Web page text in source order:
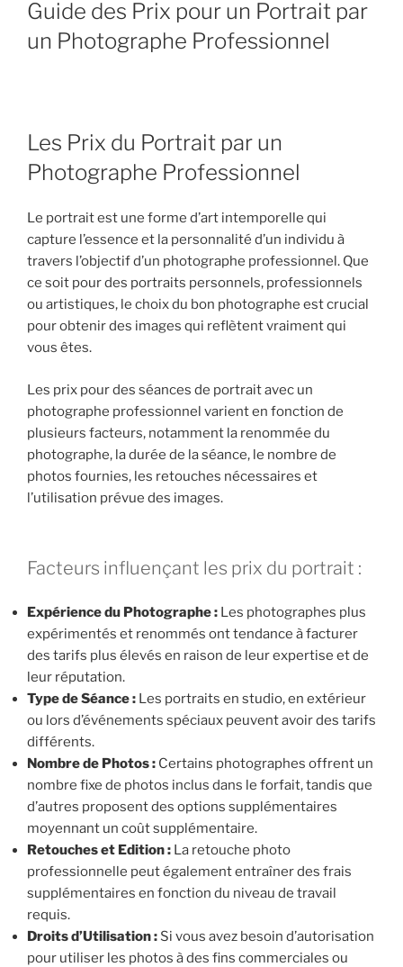
Guide des Prix pour un Portrait par
un Photographe Professionnel
Les Prix du Portrait par un
Photographe Professionnel
Le portrait est une forme d’art intemporelle qui
capture l’essence et la personnalité d’un individu à
travers l’objectif d’un photographe professionnel. Que
ce soit pour des portraits personnels, professionnels
ou artistiques, le choix du bon photographe est crucial
pour obtenir des images qui reflètent vraiment qui
vous êtes.
Les prix pour des séances de portrait avec un
photographe professionnel varient en fonction de
plusieurs facteurs, notamment la renommée du
photographe, la durée de la séance, le nombre de
photos fournies, les retouches nécessaires et
l’utilisation prévue des images.
Facteurs influençant les prix du portrait :
Expérience du Photographe : Les photographes plus
expérimentés et renommés ont tendance à facturer
des tarifs plus élevés en raison de leur expertise et de
leur réputation.
Type de Séance : Les portraits en studio, en extérieur
ou lors d’événements spéciaux peuvent avoir des tarifs
différents.
Nombre de Photos : Certains photographes offrent un
nombre fixe de photos inclus dans le forfait, tandis que
d’autres proposent des options supplémentaires
moyennant un coût supplémentaire.
Retouches et Edition : La retouche photo
professionnelle peut également entraîner des frais
supplémentaires en fonction du niveau de travail
requis.
Droits d’Utilisation : Si vous avez besoin d’autorisation
pour utiliser les photos à des fins commerciales ou